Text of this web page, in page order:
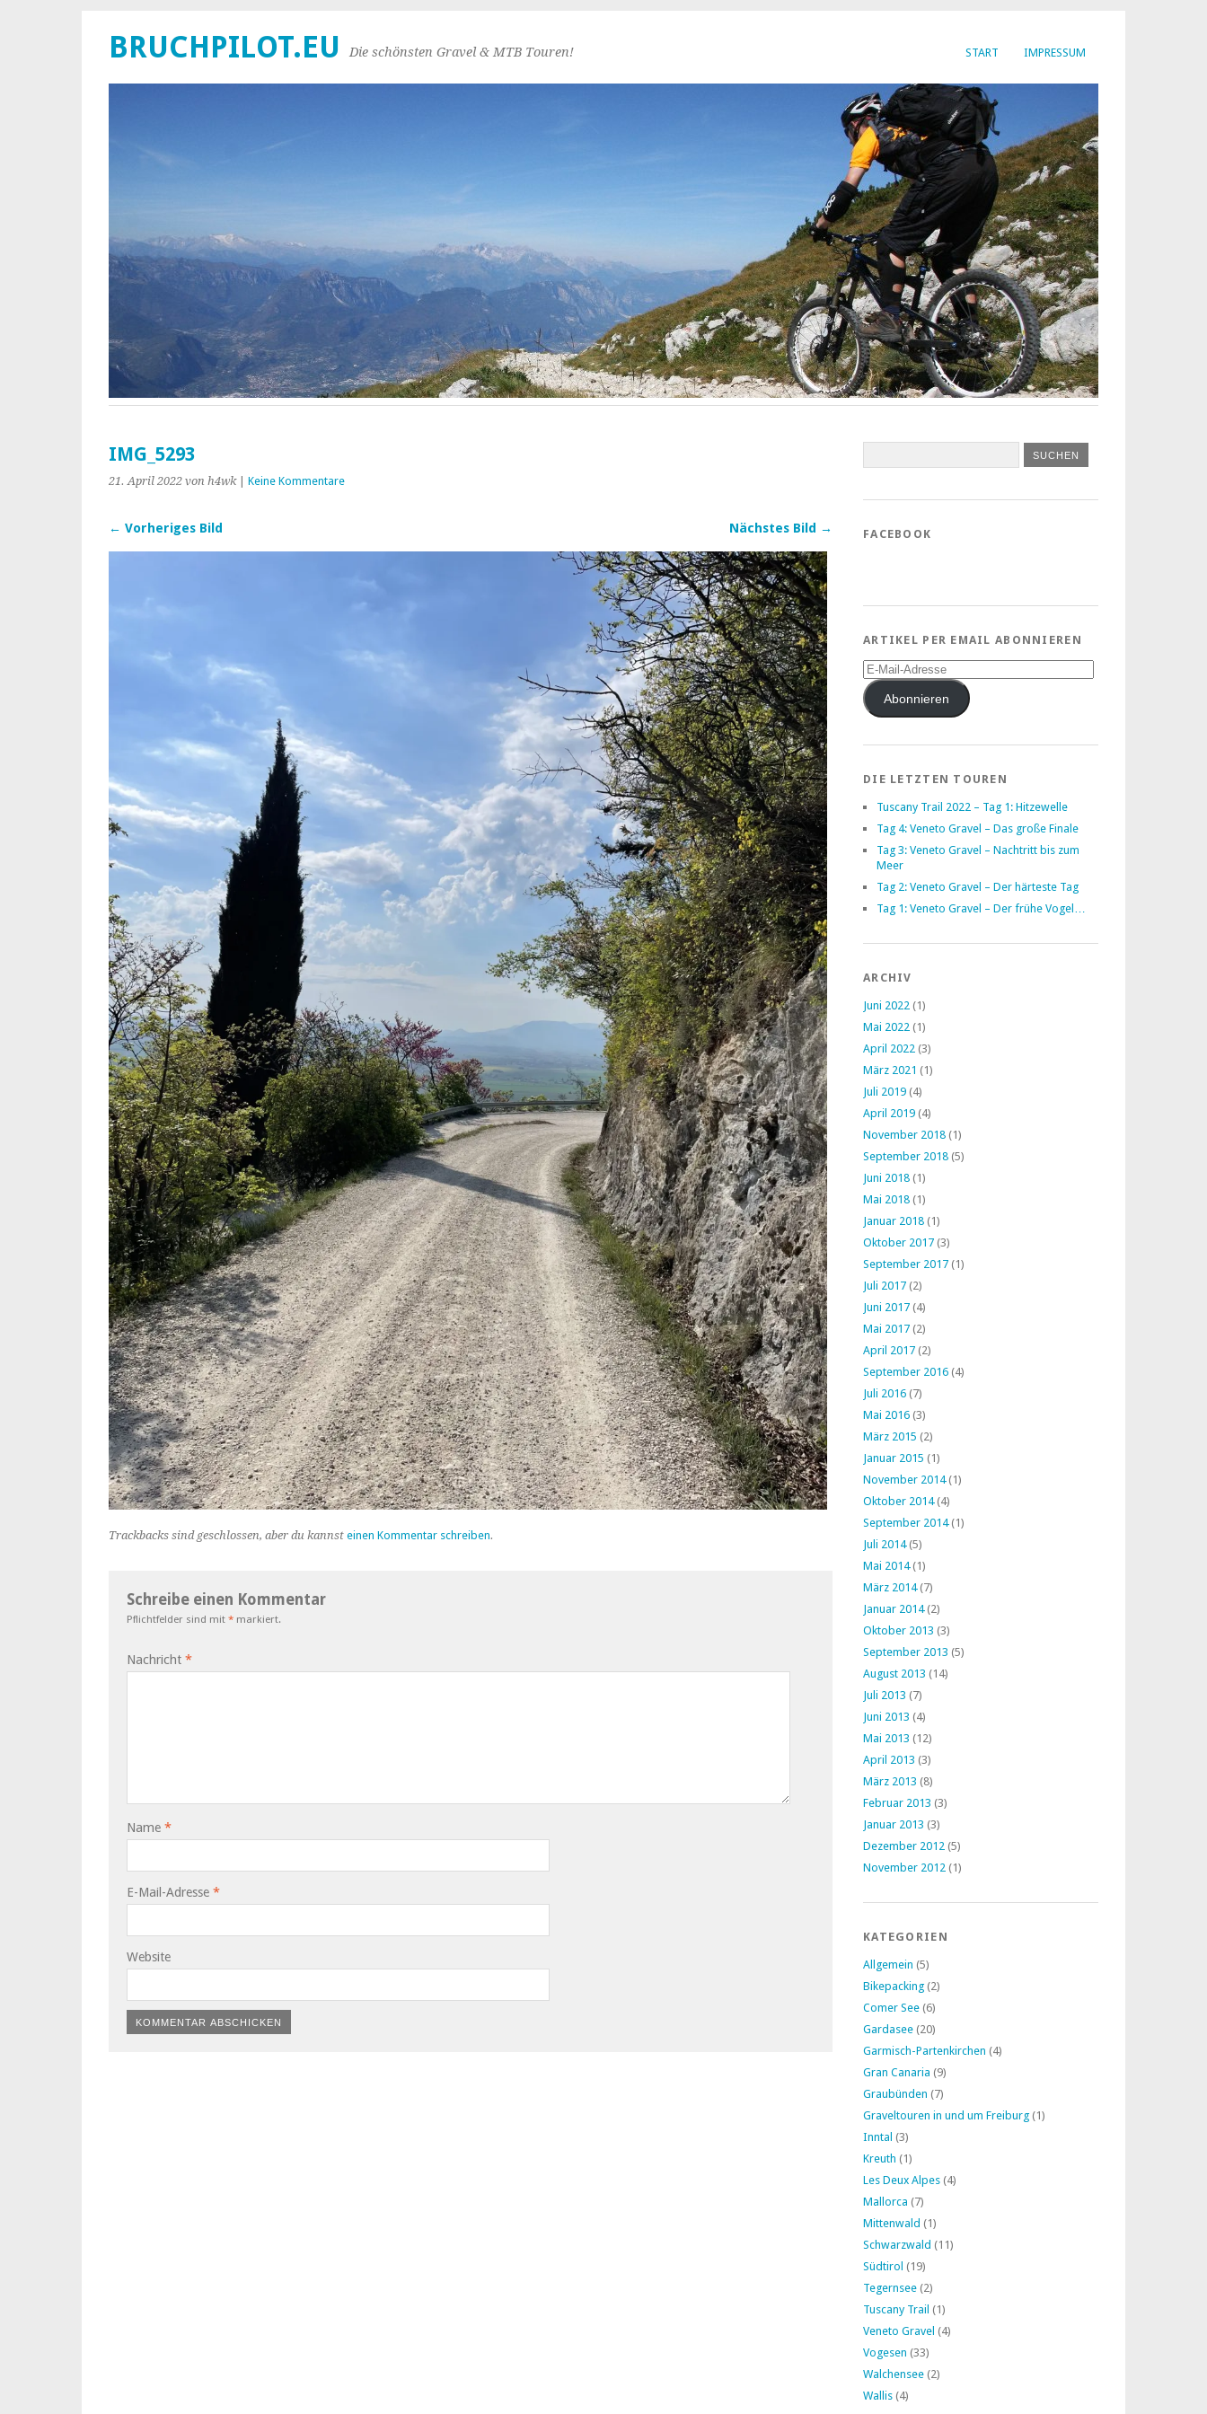
START IMPRESSUM
BRUCHPILOT.EU Die schönsten Gravel & MTB Touren!
IMG_5293
21. April 2022 von h4wk| Keine Kommentare
← Vorheriges Bild Nächstes Bild →
Trackbacks sind geschlossen, aber du kannst einen Kommentar schreiben.
Schreibe einen Kommentar
Pflichtfelder sind mit * markiert.
Nachricht *
Name *
E-Mail-Adresse *
Website
FACEBOOK
ARTIKEL PER EMAIL ABONNIEREN
E-
Mail-
AdresseAbonnieren
DIE LETZTEN TOUREN
Tuscany Trail 2022 – Tag 1: Hitzewelle
Tag 4: Veneto Gravel – Das große Finale
Tag 3: Veneto Gravel – Nachtritt bis zum
Meer
Tag 2: Veneto Gravel – Der härteste Tag
Tag 1: Veneto Gravel – Der frühe Vogel…
ARCHIV
Juni 2022 (1)
Mai 2022 (1)
April 2022 (3)
März 2021 (1)
Juli 2019 (4)
April 2019 (4)
November 2018 (1)
September 2018 (5)
Juni 2018 (1)
Mai 2018 (1)
Januar 2018 (1)
Oktober 2017 (3)
September 2017 (1)
Juli 2017 (2)
Juni 2017 (4)
Mai 2017 (2)
April 2017 (2)
September 2016 (4)
Juli 2016 (7)
Mai 2016 (3)
März 2015 (2)
Januar 2015 (1)
November 2014(1)
Oktober 2014(4)
September 2014(1)
Juli 2014(5)
Mai 2014(1)
März 2014(7)
Januar 2014(2)
Oktober 2013 (3)
September 2013 (5)
August 2013 (14)
Juli 2013 (7)
Juni 2013 (4)
Mai 2013 (12)
April 2013 (3)
März 2013 (8)
Februar 2013 (3)
Januar 2013 (3)
Dezember 2012 (5)
November 2012 (1)
KATEGORIEN
Allgemein (5)
Bikepacking (2)
Comer See (6)
Gardasee (20)
Garmisch-Partenkirchen (4)
Gran Canaria (9)
Graubünden (7)
Graveltouren in und um Freiburg (1)
Inntal (3)
Kreuth (1)
Les Deux Alpes (4)
Mallorca (7)
Mittenwald (1)
Schwarzwald (11)
Südtirol (19)
Tegernsee (2)
Tuscany Trail (1)
Veneto Gravel (4)
Vogesen (33)
Walchensee (2)
Wallis (4)